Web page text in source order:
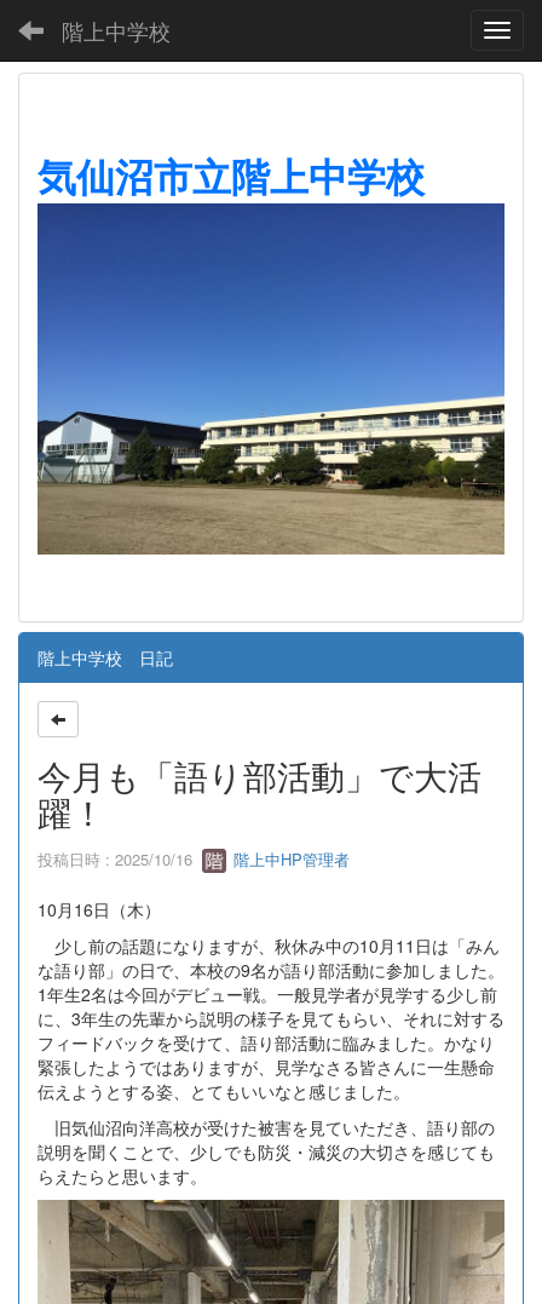
階上中学校
気仙沼市立階上中学校
階上中学校 日記
今月も「語り部活動」で大活
躍！
投稿日時 : 2025/10/16 階上中HP管理者
10月16日（木）
少し前の話題になりますが、秋休み中の10月11日は「みん
な語り部」の日で、本校の9名が語り部活動に参加しました。
1年生2名は今回がデビュー戦。一般見学者が見学する少し前
に、3年生の先輩から説明の様子を見てもらい、それに対する
フィードバックを受けて、語り部活動に臨みました。かなり
緊張したようではありますが、見学なさる皆さんに一生懸命
伝えようとする姿、とてもいいなと感じました。
旧気仙沼向洋高校が受けた被害を見ていただき、語り部の
説明を聞くことで、少しでも防災・減災の大切さを感じても
らえたらと思います。